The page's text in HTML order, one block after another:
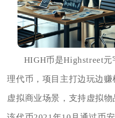
HIGH币是Highstreet
理代币，项目主打边玩边
虚拟商业场景，支持虚拟物